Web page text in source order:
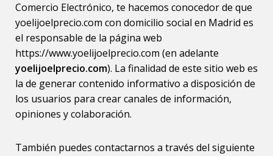
Comercio Electrónico, te hacemos conocedor de que
yoelijoelprecio.com con domicilio social en Madrid es
el responsable de la página web
https://www.yoelijoelprecio.com (en adelante
yoelijoelprecio.com). La finalidad de este sitio web es
la de generar contenido informativo a disposición de
los usuarios para crear canales de información,
opiniones y colaboración.
También puedes contactarnos a través del siguiente